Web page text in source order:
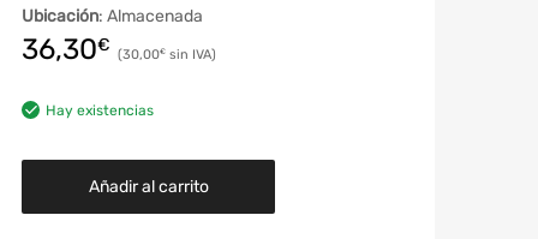
Ubicación: Almacenada
36,30€ 30,00€
Hay existencias
Añadir al carrito